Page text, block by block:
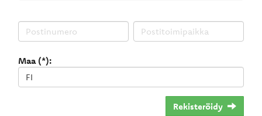
Maa (*):
Rekisteröidy